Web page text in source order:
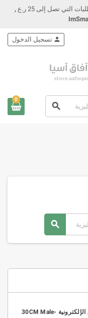
التي تصل إلى 25 ر.ع
,
search
person تسجيل الدخول
0
40× سلك موصل للمشاريع الإلكترونية 30CM Male-
search